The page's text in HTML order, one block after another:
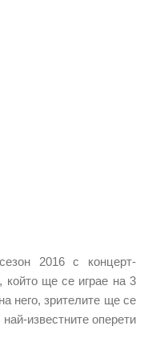
2016 с концерт-
който ще се играе на 3
него, зрителите ще се
известните оперети